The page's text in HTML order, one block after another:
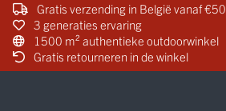
Gratis verzending in België vanaf €50
3 generaties ervaring
1500 m² authentieke outdoorwinkel
Gratis retourneren in de winkel